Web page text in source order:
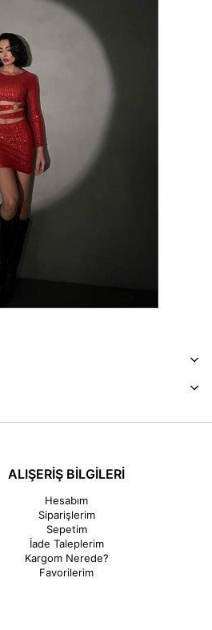
ALIŞERİŞ BİLGİLERİ
Hesabım
Siparişlerim
Sepetim
İade Taleplerim
Kargom Nerede?
Favorilerim